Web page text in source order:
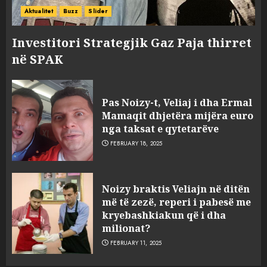
Aktualitet Buzz Slider
Investitori Strategjik Gaz Paja thirret
në SPAK
Pas Noizy-t, Veliaj i dha Ermal
Mamaqit dhjetëra mijëra euro
nga taksat e qytetarëve
FEBRUARY 18, 2025
Noizy braktis Veliajn në ditën
më të zezë, reperi i pabesë me
kryebashkiakun që i dha
milionat?
FEBRUARY 11, 2025
3
sulmuan “One Albania”,
ngjarja u fsheh. A u vodhën
serverat?
MARCH 25, 2025